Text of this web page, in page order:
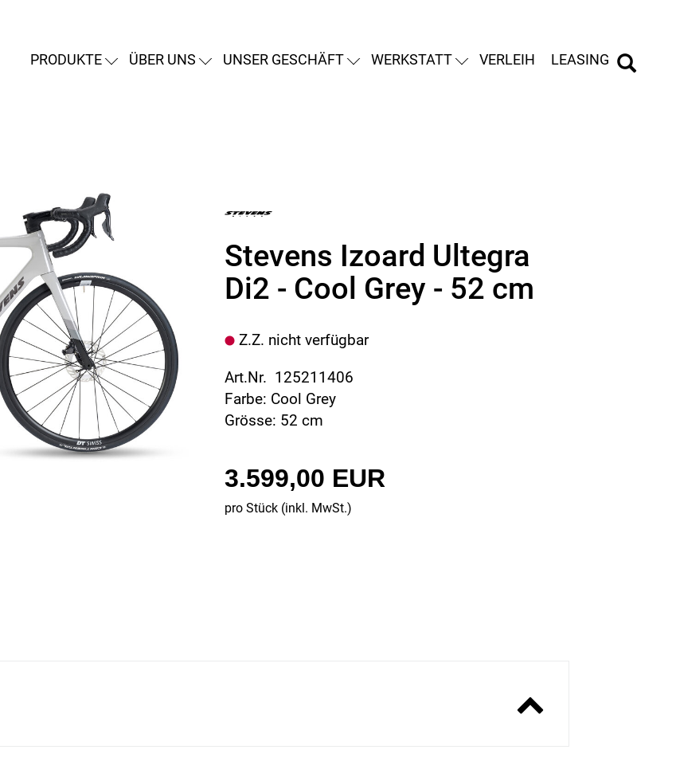
PRODUKTE ÜBER UNS UNSER GESCHÄFT WERKSTATT VERLEIH LEASING
Stevens Izoard Ultegra
Di2 - Cool Grey - 52 cm
Z.Z. nicht verfügbar
Art.Nr. 125211406
Farbe: Cool Grey
Grösse: 52 cm
3.599,00 EUR
pro Stück (inkl. MwSt.)